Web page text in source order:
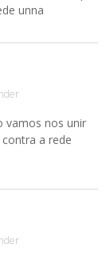
unna
vamos nos unir
a rede